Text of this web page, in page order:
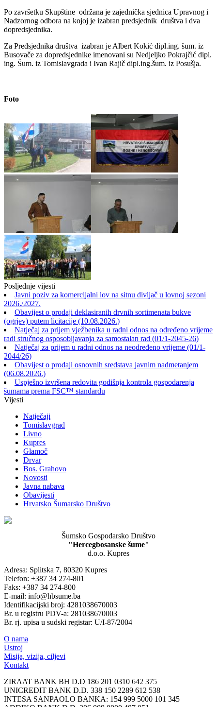
Po završetku Skupštine održana je zajednička sjednica Upravnog i
Nadzornog odbora na kojoj je izabran predsjednik društva i dva
dopredsjednika.
Za Predsjednika društva izabran je Albert Kokić dipl.ing. šum. iz
Busovače za dopredsjednike imenovani su Nedjeljko Pokrajčić dipl.
ing. Šum. iz Tomislavgrada i Ivan Rajič dipl.ing.šum. iz Posušja.
Foto
Posljednje vijesti
Javni poziv za komercijalni lov na sitnu divljač u lovnoj sezoni
2026./2027.
Obavijest o prodaji deklasiranih drvnih sortimenata bukve
(ogrjev) putem licitacije (10.08.2026.)
Natječaj za prijem vježbenika u radni odnos na određeno vrijeme
radi stručnog osposobljavanja za samostalan rad (01/1-2045-26)
Natječaj za prijem u radni odnos na neodređeno vrijeme (01/1-
2044/26)
Obavijest o prodaji osnovnih sredstava javnim nadmetanjem
(06.08.2026.)
Uspješno izvršena redovita godišnja kontrola gospodarenja
šumama prema FSC™ standardu
Vijesti
Natječaji
Tomislavgrad
Livno
Kupres
Glamoč
Drvar
Bos. Grahovo
Novosti
Javna nabava
Obavijesti
Hrvatsko Šumarsko Društvo
Šumsko Gospodarsko Društvo
"Hercegbosanske šume"
d.o.o. Kupres
Adresa: Splitska 7, 80320 Kupres
Telefon: +387 34 274-801
Faks: +387 34 274-800
E-mail: info@hbsume.ba
Identifikacijski broj: 4281038670003
Br. u registru PDV-a: 281038670003
Br. rj. upisa u sudski registar: U/I-87/2004
O nama
Ustroj
Misija, vizija, ciljevi
Kontakt
ZIRAAT BANK BH D.D 186 201 0310 642 375
UNICREDIT BANK D.D. 338 150 2289 612 538
INTESA SANPAOLO BANKA: 154 999 5000 101 345